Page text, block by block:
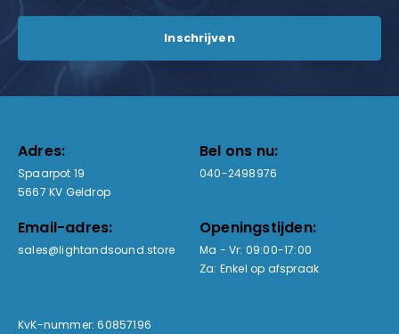
Adres:
Spaarpot 19
5667 KV Geldrop
Bel ons nu:
040-2498976
Email-adres:
sales@lightandsound.store
Openingstijden:
Ma - Vr: 09:00-17:00
Za: Enkel op afspraak
KvK-nummer: 60857196